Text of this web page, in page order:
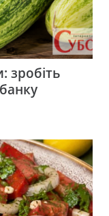
зробіть